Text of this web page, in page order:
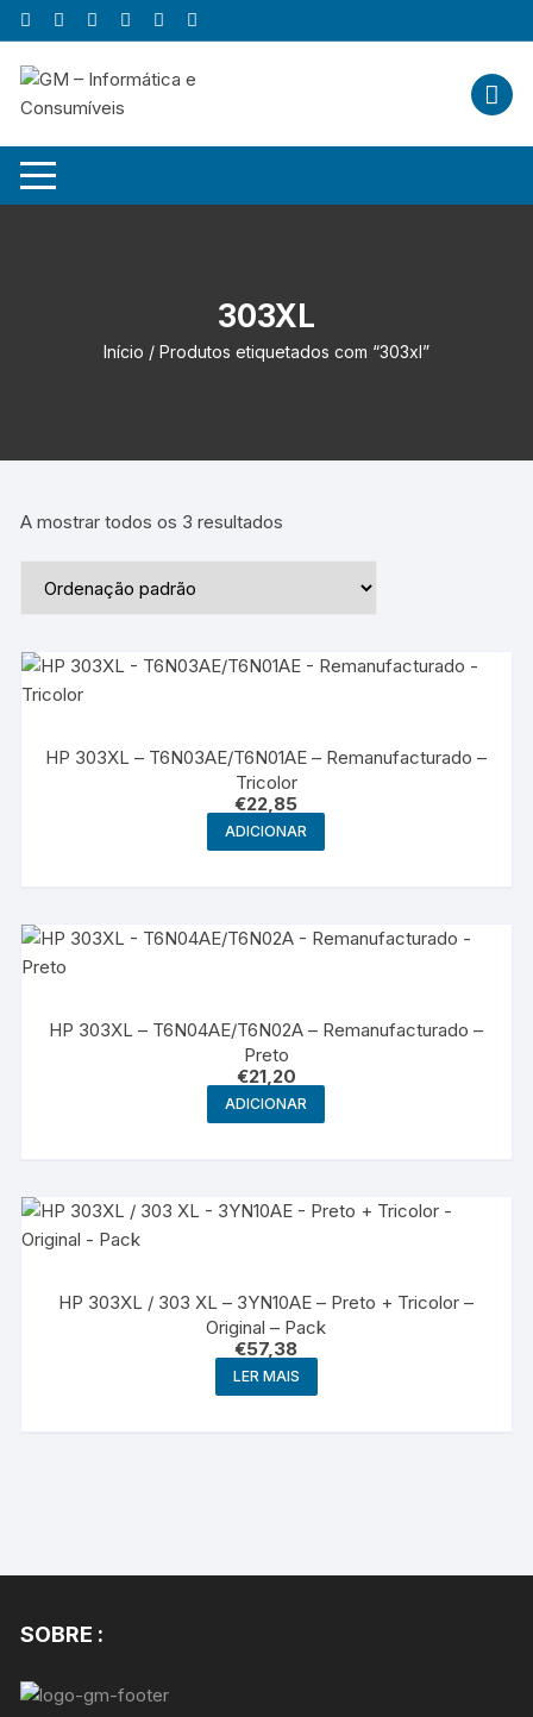
Skip
to
content
303XL
Início / Produtos etiquetados com “303xl”
A mostrar todos os 3 resultados
HP 303XL – T6N03AE/T6N01AE – Remanufacturado –
Tricolor
€22,85
ADICIONAR
HP 303XL – T6N04AE/T6N02A – Remanufacturado –
Preto
€21,20
ADICIONAR
HP 303XL / 303 XL – 3YN10AE – Preto + Tricolor –
Original – Pack
€57,38
LER MAIS
SOBRE :